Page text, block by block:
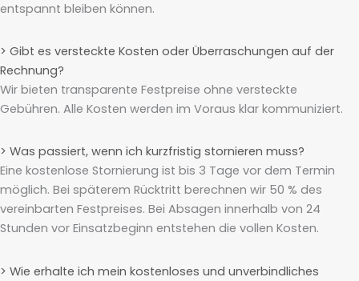
entspannt bleiben können.
> Gibt es versteckte Kosten oder Überraschungen auf der
Rechnung?
Wir bieten transparente Festpreise ohne versteckte
Gebühren. Alle Kosten werden im Voraus klar kommuniziert.
> Was passiert, wenn ich kurzfristig stornieren muss?
Eine kostenlose Stornierung ist bis 3 Tage vor dem Termin
möglich. Bei späterem Rücktritt berechnen wir 50 % des
vereinbarten Festpreises. Bei Absagen innerhalb von 24
Stunden vor Einsatzbeginn entstehen die vollen Kosten.
> Wie erhalte ich mein kostenloses und unverbindliches